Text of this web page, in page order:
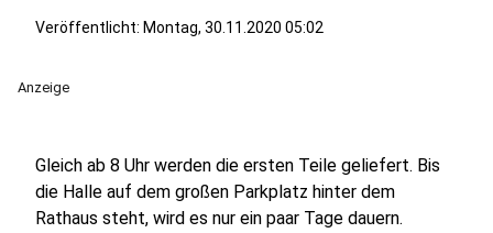
Veröffentlicht: Montag, 30.11.2020 05:02
Anzeige
Gleich ab 8 Uhr werden die ersten Teile geliefert. Bis
die Halle auf dem großen Parkplatz hinter dem
Rathaus steht, wird es nur ein paar Tage dauern.